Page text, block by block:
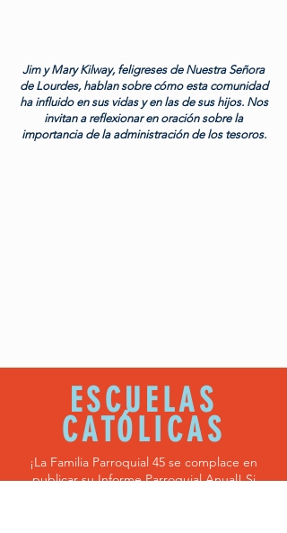
Jim y Mary Kilway, feligreses de Nuestra Señora
de Lourdes, hablan sobre cómo esta comunidad
ha influido en sus vidas y en las de sus hijos. Nos
invitan a reflexionar en oración sobre la
importancia de la administración de los tesoros.
ESCUELAS
CATÓLICAS
¡La Familia Parroquial 45 se complace en
publicar su Informe Parroquial Anual! Si